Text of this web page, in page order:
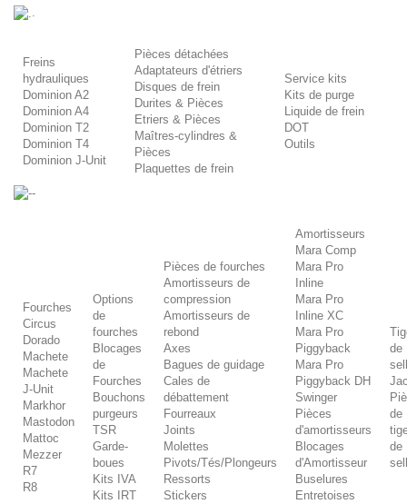
.
Freins
hydrauliques
Dominion A2
Dominion A4
Dominion T2
Dominion T4
Dominion J-Unit
Pièces détachées
Adaptateurs d'étriers
Disques de frein
Durites & Pièces
Etriers & Pièces
Maîtres-cylindres &
Pièces
Plaquettes de frein
Service kits
Kits de purge
Liquide de frein
DOT
Outils
-
Fourches
Circus
Dorado
Machete
Machete
J-Unit
Markhor
Mastodon
Mattoc
Mezzer
R7
R8
Options
de
fourches
Blocages
de
Fourches
Bouchons
purgeurs
TSR
Garde-
boues
Kits IVA
Kits IRT
Pièces de fourches
Amortisseurs de
compression
Amortisseurs de
rebond
Axes
Bagues de guidage
Cales de
débattement
Fourreaux
Joints
Molettes
Pivots/Tés/Plongeurs
Ressorts
Stickers
Amortisseurs
Mara Comp
Mara Pro
Inline
Mara Pro
Inline XC
Mara Pro
Piggyback
Mara Pro
Piggyback DH
Swinger
Pièces
d'amortisseurs
Blocages
d'Amortisseur
Buselures
Entretoises
de
de
de